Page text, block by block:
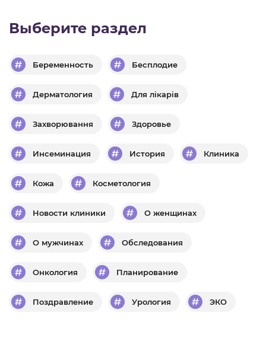
Выберите раздел
Беременность Бесплодие
Дерматология Для лікарів
Захворювання Здоровье
Инсеминация История Клиника
Кожа Косметология
Новости клиники О женщинах
О мужчинах Обследования
Онкология Планирование
Поздравление Урология ЭКО